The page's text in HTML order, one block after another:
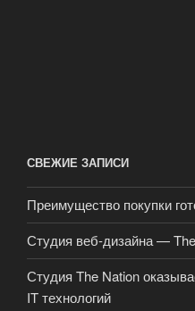
СВЕЖИЕ ЗАПИСИ
Преимущество покупки
Студия веб-дизайна —
Студия The Nation
IT технологий